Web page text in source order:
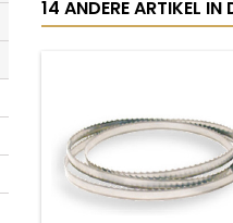
Toggle
14 ANDERE ARTIKEL IN